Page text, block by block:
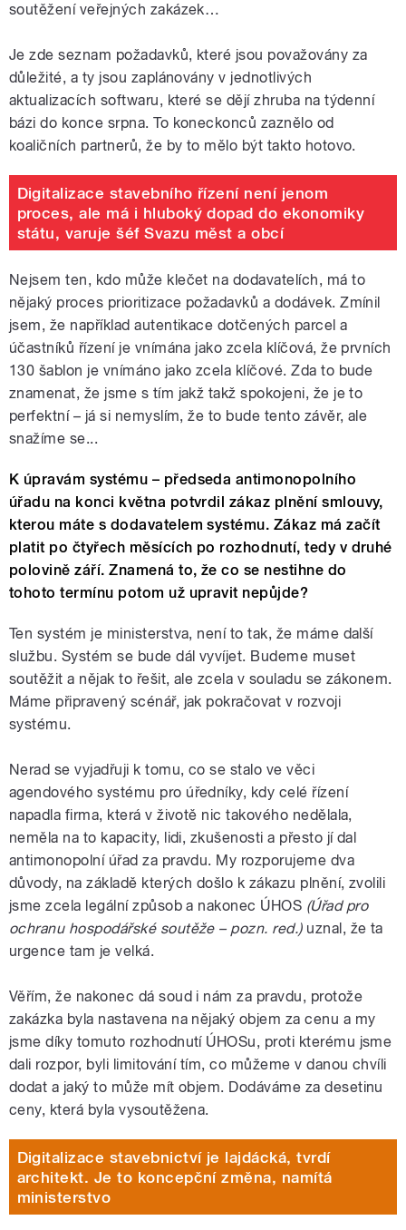
soutěžení veřejných zakázek…
Je zde seznam požadavků, které jsou považovány za
důležité, a ty jsou zaplánovány v jednotlivých
aktualizacích softwaru, které se dějí zhruba na týdenní
bázi do konce srpna. To koneckonců zaznělo od
koaličních partnerů, že by to mělo být takto hotovo.
Digitalizace stavebního řízení není jenom
proces, ale má i hluboký dopad do ekonomiky
státu, varuje šéf Svazu měst a obcí
Nejsem ten, kdo může klečet na dodavatelích, má to
nějaký proces prioritizace požadavků a dodávek. Zmínil
jsem, že například autentikace dotčených parcel a
účastníků řízení je vnímána jako zcela klíčová, že prvních
130 šablon je vnímáno jako zcela klíčové. Zda to bude
znamenat, že jsme s tím jakž takž spokojeni, že je to
perfektní – já si nemyslím, že to bude tento závěr, ale
snažíme se...
K úpravám systému – předseda antimonopolního
úřadu na konci května potvrdil zákaz plnění smlouvy,
kterou máte s dodavatelem systému. Zákaz má začít
platit po čtyřech měsících po rozhodnutí, tedy v druhé
polovině září. Znamená to, že co se nestihne do
tohoto termínu potom už upravit nepůjde?
Ten systém je ministerstva, není to tak, že máme další
službu. Systém se bude dál vyvíjet. Budeme muset
soutěžit a nějak to řešit, ale zcela v souladu se zákonem.
Máme připravený scénář, jak pokračovat v rozvoji
systému.
Nerad se vyjadřuji k tomu, co se stalo ve věci
agendového systému pro úředníky, kdy celé řízení
napadla firma, která v životě nic takového nedělala,
neměla na to kapacity, lidi, zkušenosti a přesto jí dal
antimonopolní úřad za pravdu. My rozporujeme dva
důvody, na základě kterých došlo k zákazu plnění, zvolili
jsme zcela legální způsob a nakonec ÚHOS (Úřad pro
ochranu hospodářské soutěže – pozn. red.)uznal, že ta
urgence tam je velká.
Věřím, že nakonec dá soud i nám za pravdu, protože
zakázka byla nastavena na nějaký objem za cenu a my
jsme díky tomuto rozhodnutí ÚHOSu, proti kterému jsme
dali rozpor, byli limitování tím, co můžeme v danou chvíli
dodat a jaký to může mít objem. Dodáváme za desetinu
ceny, která byla vysoutěžena.
Digitalizace stavebnictví je lajdácká, tvrdí
architekt. Je to koncepční změna, namítá
ministerstvo